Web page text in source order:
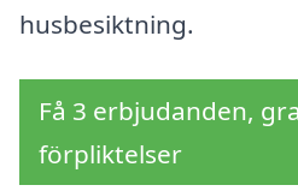
husbesiktning.
Få 3 erbjudanden,
förpliktelser